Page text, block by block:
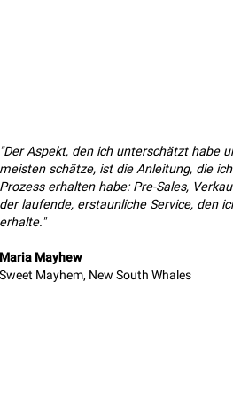
"Der Aspekt, den ich unterschätzt habe
meisten schätze, ist die Anleitung, die
Prozess erhalten habe: Pre-Sales,
der laufende, erstaunliche Service, den
erhalte."
Maria Mayhew
Sweet Mayhem, New South Whales